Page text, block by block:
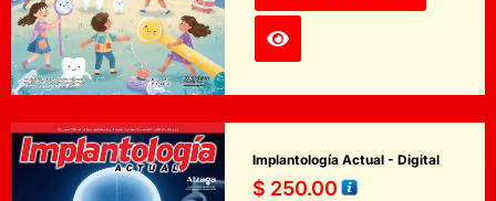
Implantología Actual - Digital
$ 250.00